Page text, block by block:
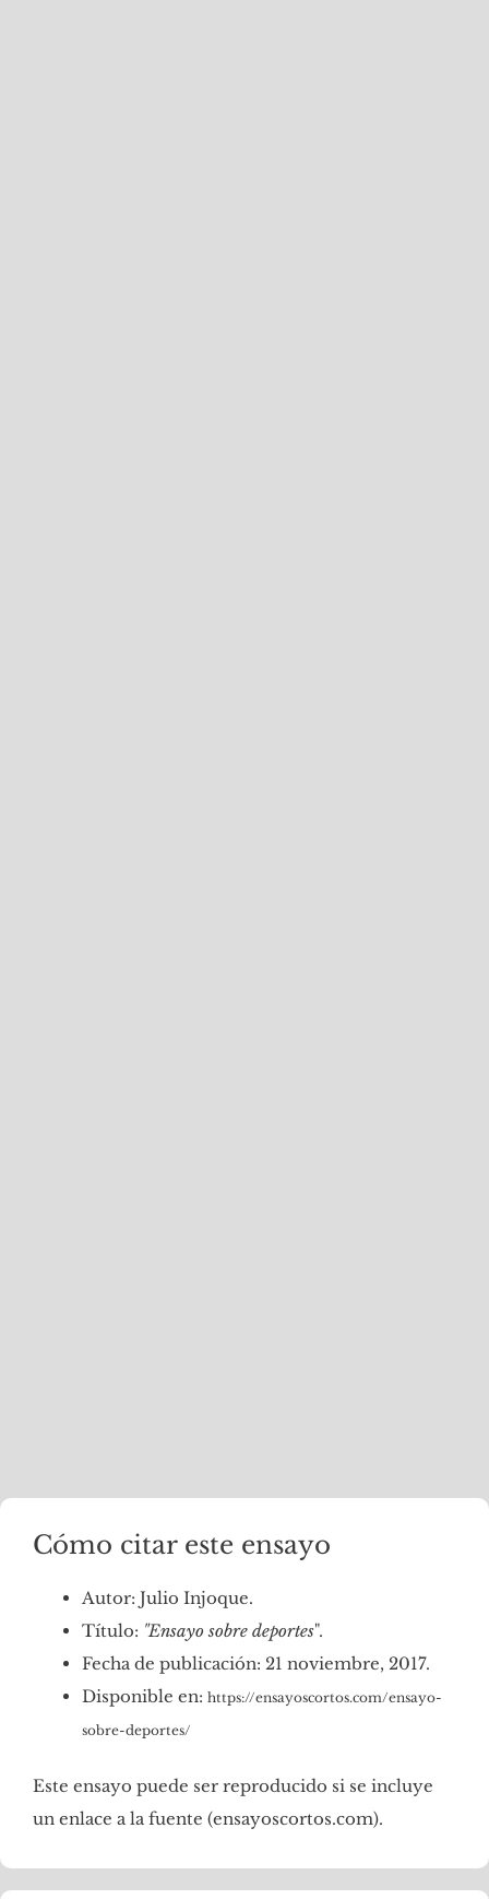
Cómo citar este ensayo
Autor: Julio Injoque.
Título: "Ensayo sobre deportes".
Fecha de publicación: 21 noviembre, 2017.
Disponible en: https://ensayoscortos.com/ensayo-
sobre-deportes/
Este ensayo puede ser reproducido si se incluye
un enlace a la fuente (ensayoscortos.com).